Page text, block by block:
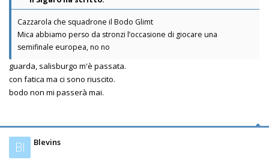
Cazzarola che squadrone il Bodo Glimt
Mica abbiamo perso da stronzi l’occasione di giocare una
semifinale europea, no no
guarda, salisburgo m'è passata.
con fatica ma ci sono riuscito.
bodo non mi passerà mai.
Bl Blevins